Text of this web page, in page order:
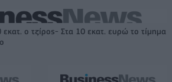
εκατ. ο τζίρος- Στα 10 εκατ. ευρώ το τίμημα